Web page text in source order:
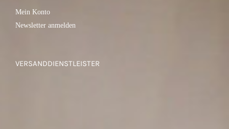
Mein Konto
Newsletter anmelden
VERSANDDIENSTLEISTER